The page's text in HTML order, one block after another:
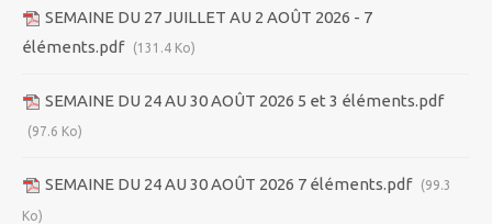
SEMAINE DU 27 JUILLET AU 2 AOÛT 2026 - 7
éléments.pdf
(131.4 Ko)
SEMAINE DU 24 AU 30 AOÛT 2026 5 et 3 éléments.pdf
(97.6 Ko)
SEMAINE DU 24 AU 30 AOÛT 2026 7 éléments.pdf (99.3
Ko)